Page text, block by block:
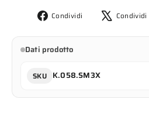
Condividi
Condividi
Facebook
Condividi
Dati prodotto
SKU K.058.SM3X